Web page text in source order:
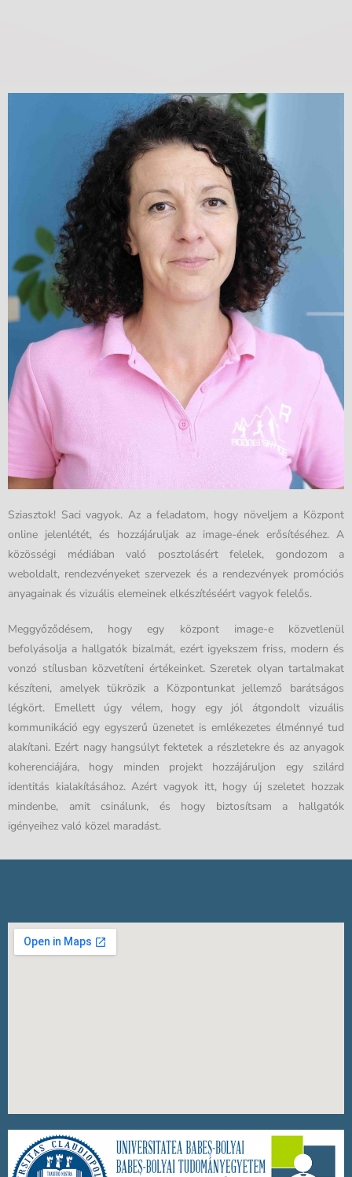
Sziasztok! Saci vagyok. Az a feladatom, hogy növeljem a Központ
online jelenlétét, és hozzájáruljak az image-ének erősítéséhez. A
közösségi médiában való posztolásért felelek, gondozom a
weboldalt, rendezvényeket szervezek és a rendezvények promóciós
anyagainak és vizuális elemeinek elkészítéséért vagyok felelős.
Meggyőződésem, hogy egy központ image-e közvetlenül
befolyásolja a hallgatók bizalmát, ezért igyekszem friss, modern és
vonzó stílusban közvetíteni értékeinket. Szeretek olyan tartalmakat
készíteni, amelyek tükrözik a Központunkat jellemző barátságos
légkört. Emellett úgy vélem, hogy egy jól átgondolt vizuális
kommunikáció egy egyszerű üzenetet is emlékezetes élménnyé tud
alakítani. Ezért nagy hangsúlyt fektetek a részletekre és az anyagok
koherenciájára, hogy minden projekt hozzájáruljon egy szilárd
identitás kialakításához. Azért vagyok itt, hogy új szeletet hozzak
mindenbe, amit csinálunk, és hogy biztosítsam a hallgatók
igényeihez való közel maradást.